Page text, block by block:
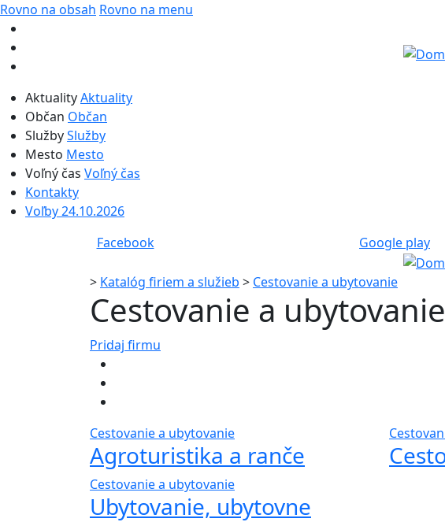
Rovno na obsah Rovno na menu
AktualityAktuality
Občan Občan
SlužbySlužby
Mesto Mesto
Voľný čas Voľný čas
Kontakty
Voľby 24.10.2026
Facebook Google play
> Katalóg firiem a služieb > Cestovanie a ubytovanie
Cestovanie a ubytovanie
Pridaj firmu
Cestovanie a ubytovanie
Agroturistika a ranče
Cestovanie a ubytovanie
Ubytovanie, ubytovne